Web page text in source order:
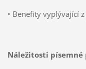
• Benefity vyplývající
Náležitosti písemné